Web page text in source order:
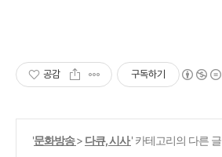
공감 구독하기
'문화방송> 다큐, 시사' 카테고리의 다른 글